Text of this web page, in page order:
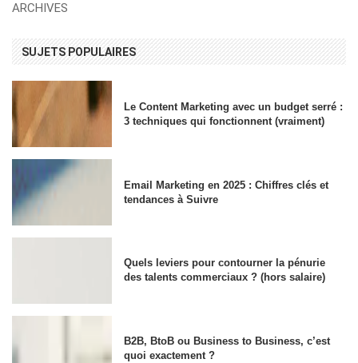
ARCHIVES
SUJETS POPULAIRES
Le Content Marketing avec un budget serré :
3 techniques qui fonctionnent (vraiment)
Email Marketing en 2025 : Chiffres clés et
tendances à Suivre
Quels leviers pour contourner la pénurie
des talents commerciaux ? (hors salaire)
B2B, BtoB ou Business to Business, c’est
quoi exactement ?